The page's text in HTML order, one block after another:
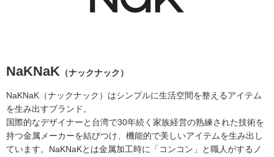
NaKNaK （ナックナック）
NaKNaK（ナックナック）はシンプルに生活空間を整えるアイテム
を生み出すブランド。
国際的なデザイナーと台湾で30年続く家族経営の熟練された技術を
持つ金属メーカーを結びつけ、機能的で美しいアイテムを生み出し
ています。NaKNaKとは金属加工時に「コンコン」と職人がするノ